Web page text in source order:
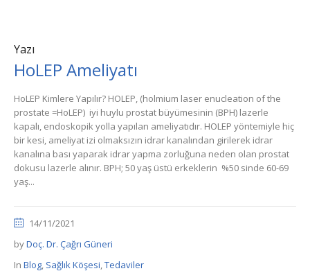
Yazı
HoLEP Ameliyatı
HoLEP Kimlere Yapılır? HOLEP, (holmium laser enucleation of the
prostate =HoLEP) iyi huylu prostat büyümesinin (BPH) lazerle
kapalı, endoskopik yolla yapılan ameliyatıdır. HOLEP yöntemiyle hiç
bir kesi, ameliyat izi olmaksızın idrar kanalından girilerek idrar
kanalına bası yaparak idrar yapma zorluğuna neden olan prostat
dokusu lazerle alınır. BPH; 50 yaş üstü erkeklerin %50 sinde 60-69
yaş...
14/11/2021
byDoç. Dr. Çağrı Güneri
In Blog, Sağlık Köşesi,Tedaviler